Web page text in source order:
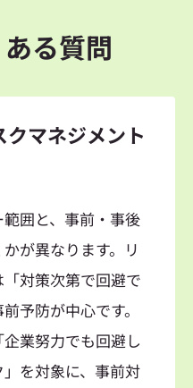
る質問
マネジメント
囲と、事前・事後
が異なります。リ
対策次第で回避で
予防が中心です。
業努力でも回避し
を対象に、事前対